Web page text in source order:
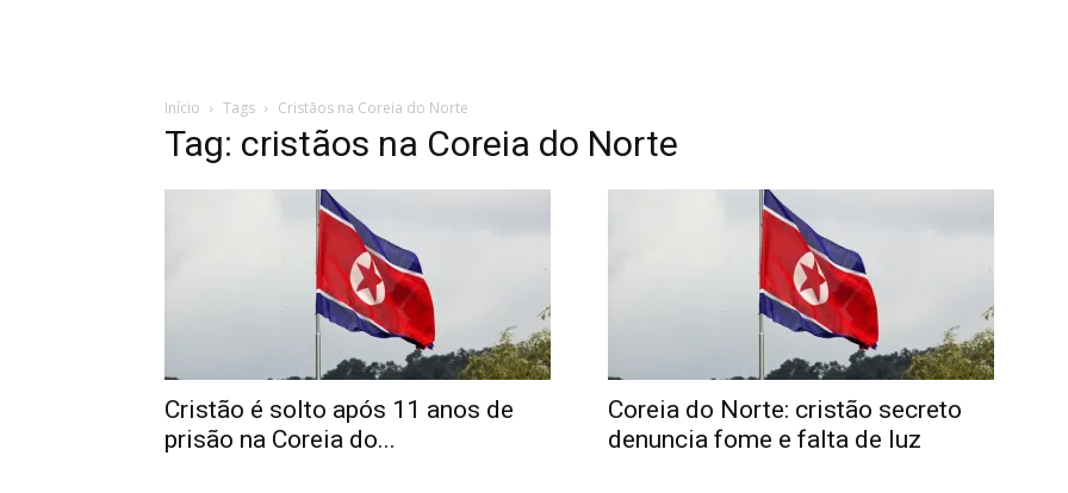
Início Tags Cristãos na Coreia do Norte
Tag: cristãos na Coreia do Norte
Cristão é solto após 11 anos de
prisão na Coreia do...
Coreia do Norte: cristão secreto
denuncia fome e falta de luz